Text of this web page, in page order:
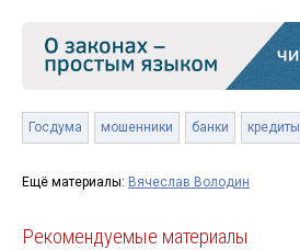
Госдума мошенники банки кредиты
Ещё материалы: Вячеслав Володин
Рекомендуемые материалы